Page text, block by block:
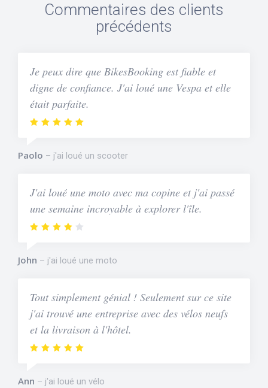
Commentaires des clients
précédents
Je peux dire que BikesBooking est fiable et
digne de confiance. J'ai loué une Vespa et elle
était parfaite.
Paolo j'ai loué un scooter
J'ai loué une moto avec ma copine et j'ai passé
une semaine incroyable à explorer l'île.
John j'ai loué une moto
Tout simplement génial ! Seulement sur ce site
j'ai trouvé une entreprise avec des vélos neufs
et la livraison à l'hôtel.
Ann j'ai loué un vélo